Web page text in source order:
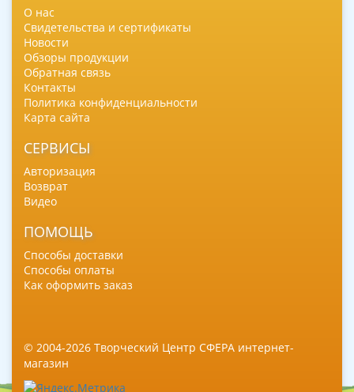
О нас
Свидетельства и сертификаты
Новости
Обзоры продукции
Обратная связь
Контакты
Политика конфиденциальности
Карта сайта
СЕРВИСЫ
Авторизация
Возврат
Видео
ПОМОЩЬ
Способы доставки
Способы оплаты
Как оформить заказ
© 2004-2026 Творческий Центр СФЕРА интернет-
магазин